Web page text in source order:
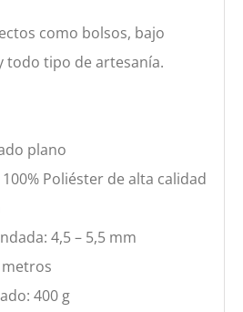
como bolsos, bajo
todo tipo de artesanía.
plano
Poliéster de alta calidad
4,5 – 5,5 mm
400 g